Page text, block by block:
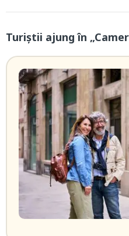
Turiștii ajung în